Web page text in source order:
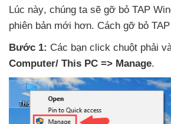
Lúc này, chúng ta sẽ gỡ bỏ TAP
phiên bản mới hơn. Cách gỡ bỏ
Bước 1: Các bạn click chuột phải
Computer/ This PC => Manage.